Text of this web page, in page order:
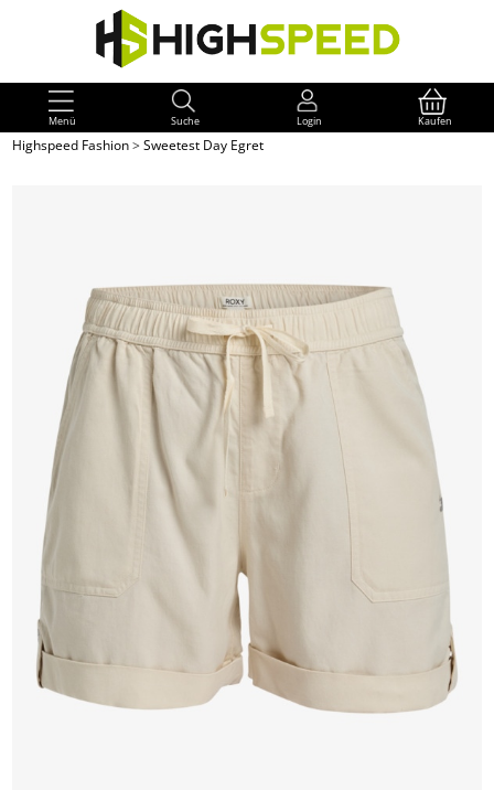
Menü Suche Login Kaufen
Highspeed Fashion>Sweetest Day Egret